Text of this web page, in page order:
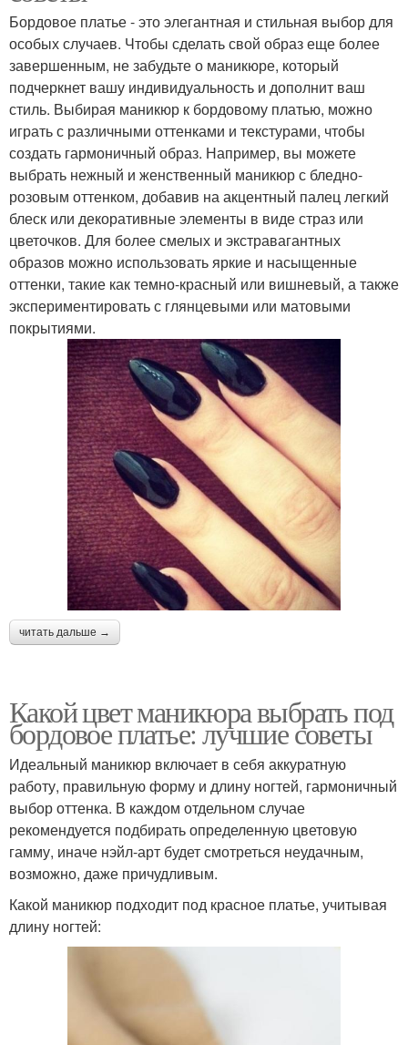
Бордовое платье - это элегантная и стильная выбор для
особых случаев. Чтобы сделать свой образ еще более
завершенным, не забудьте о маникюре, который
подчеркнет вашу индивидуальность и дополнит ваш
стиль. Выбирая маникюр к бордовому платью, можно
играть с различными оттенками и текстурами, чтобы
создать гармоничный образ. Например, вы можете
выбрать нежный и женственный маникюр с бледно-
розовым оттенком, добавив на акцентный палец легкий
блеск или декоративные элементы в виде страз или
цветочков. Для более смелых и экстравагантных
образов можно использовать яркие и насыщенные
оттенки, такие как темно-красный или вишневый, а также
экспериментировать с глянцевыми или матовыми
покрытиями.
читать дальше →
Какой цвет маникюра выбрать под
бордовое платье: лучшие советы
Идеальный маникюр включает в себя аккуратную
работу, правильную форму и длину ногтей, гармоничный
выбор оттенка. В каждом отдельном случае
рекомендуется подбирать определенную цветовую
гамму, иначе нэйл-арт будет смотреться неудачным,
возможно, даже причудливым.
Какой маникюр подходит под красное платье, учитывая
длину ногтей: